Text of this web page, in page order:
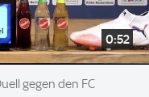
0:52
gegen den FC